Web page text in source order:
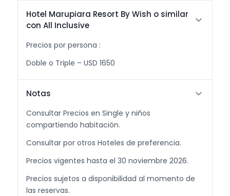
Hotel Marupiara Resort By Wish o similar
con All Inclusive
Precios por persona :
Doble o Triple – USD 1650
Notas
Consultar Precios en Single y niños
compartiendo habitación.
Consultar por otros Hoteles de preferencia.
Precios vigentes hasta el 30 noviembre 2026.
Precios sujetos a disponibilidad al momento de
las reservas.